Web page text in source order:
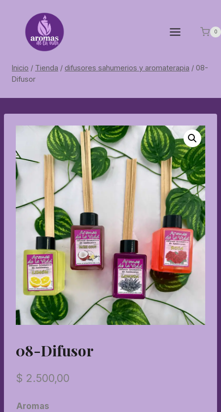
contenido
0
Inicio / Tienda / difusores sahumerios y aromaterapia / 08-
Difusor
08-Difusor
$ 2.500,00
Aromas